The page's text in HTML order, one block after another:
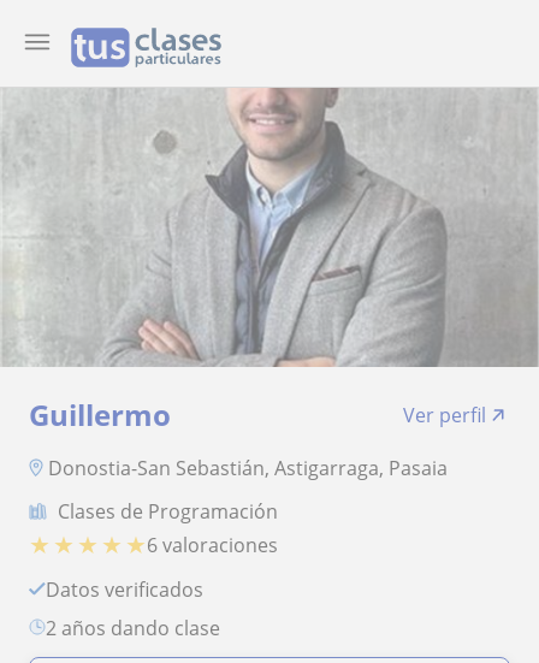
Guillermo
Ver perfil
Donostia-San Sebastián, Astigarraga, Pasaia
Clases de Programación
★ ★ ★ ★ ★6 valoraciones
Datos verificados
2 años dando clase